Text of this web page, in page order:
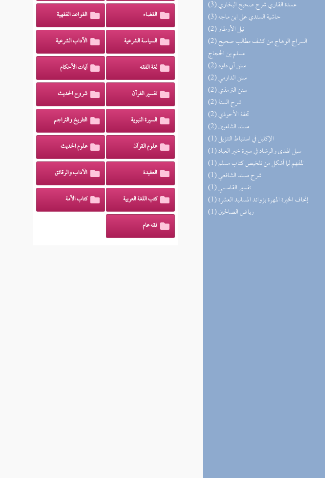
(3) عمدة القاري شرح صحيح البخاري
(3) حاشية السندي على ابن ماجه
(2) نيل الأوطار
(2) السراج الوهاج من كشف مطالب صحيح
مسلم بن الحجاج
(2) سنن أبي داود
(2) سنن الدارمي
(2) سنن الترمذي
(2) شرح السنة
(2) تحفة الأحوذي
(2) مسند الشاميين
(1) الإكليل في استنباط التنزيل
(1) سبل الهدى والرشاد في سيرة خير العباد
(1) المفهم لما أشكل من تلخيص كتاب مسلم
(1) شرح مسند الشافعي
(1) تفسير القاسمي
(1) إتحاف الخيرة المهرة بزوائد المسانيد العشرة
(1) رياض الصالحين
القضاء القواعد الفقهية
السياسة الشرعية الآداب الشرعية
لغة الفقه آيات الأحكام
تفسير القرآن شروح الحديث
السيرة النبوية التاريخ والتراجم
علوم القرآن علوم الحديث
العقيدة الآداب والرقائق
كتب اللغة العربية كتاب الأمة
فقه عام